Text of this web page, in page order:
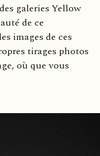
galeries Yellow
de ce
images de ces
tirages photos
où que vous